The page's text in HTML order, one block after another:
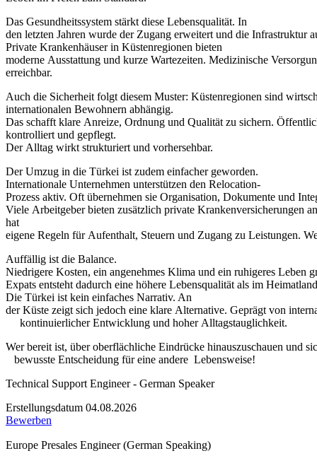
Das Gesundheitssystem stärkt diese Lebensqualität. In
den letzten Jahren wurde der Zugang erweitert und die Infrastruktur
Private Krankenhäuser in Küstenregionen bieten
moderne Ausstattung und kurze Wartezeiten. Medizinische
erreichbar.
Auch die Sicherheit folgt diesem Muster: Küstenregionen sind
internationalen Bewohnern abhängig.
Das schafft klare Anreize, Ordnung und Qualität zu sichern.
kontrolliert und gepflegt.
Der Alltag wirkt strukturiert und vorhersehbar.
Der Umzug in die Türkei ist zudem einfacher geworden.
Internationale Unternehmen unterstützen den Relocation-
Prozess aktiv. Oft übernehmen sie Organisation, Dokumente und
Viele Arbeitgeber bieten zusätzlich private Krankenversicherungen
hat
eigene Regeln für Aufenthalt, Steuern und Zugang zu Leistungen.
Auffällig ist die Balance.
Niedrigere Kosten, ein angenehmes Klima und ein ruhigeres Leben
Expats entsteht dadurch eine höhere Lebensqualität als im
Die Türkei ist kein einfaches Narrativ. An
der Küste zeigt sich jedoch eine klare Alternative. Geprägt von
kontinuierlicher Entwicklung und hoher Alltagstauglichkeit.
Wer bereit ist, über oberflächliche Eindrücke hinauszuschauen und
bewusste Entscheidung für eine andere Lebensweise!
Technical Support Engineer - German Speaker
Erstellungsdatum 04.08.2026
Bewerben
Europe Presales Engineer (German Speaking)